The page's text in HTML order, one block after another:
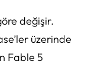
değişir.
üzerinde
Fable 5